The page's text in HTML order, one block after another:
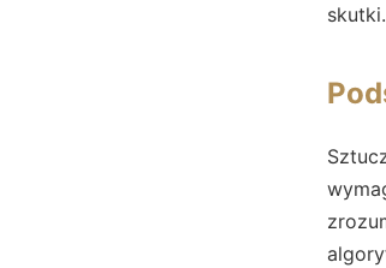
skutki.